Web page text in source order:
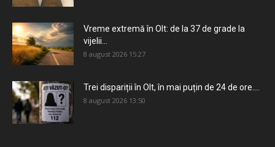
Vreme extremă în Olt: de la 37 de grade la
vijelii...
8 august 2026 15:27
Trei dispariții în Olt, în mai puțin de 24 de ore....
8 august 2026 13:50